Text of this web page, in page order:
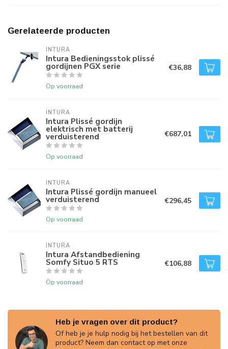
Gerelateerde producten
INTURA
Intura Bedieningsstok plissé
gordijnen PGX serie
Op voorraad
€36,88
INTURA
Intura Plissé gordijn
elektrisch met batterij
verduisterend
Op voorraad
€687,01
INTURA
Intura Plissé gordijn manueel
verduisterend
Op voorraad
€296,45
INTURA
Intura Afstandbediening
Somfy Situo 5 RTS
Op voorraad
€106,88
Heb je vragen over dit product?
Of heb je je hulp nodig bij het bestellen van dit
product? Neem dan contact op met onze